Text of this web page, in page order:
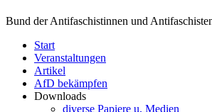
Bund der Antifaschistinnen und
Start
Veranstaltungen
Artikel
AfD bekämpfen
Downloads
diverse Papiere u. Medien